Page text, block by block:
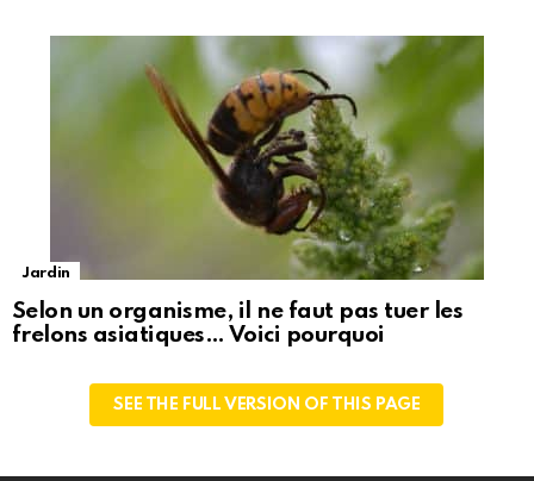
Jardin
Selon un organisme, il ne faut pas tuer les
frelons asiatiques… Voici pourquoi
SEE THE FULL VERSION OF THIS PAGE